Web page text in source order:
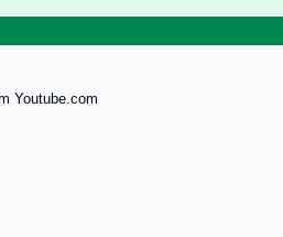
Youtube.com